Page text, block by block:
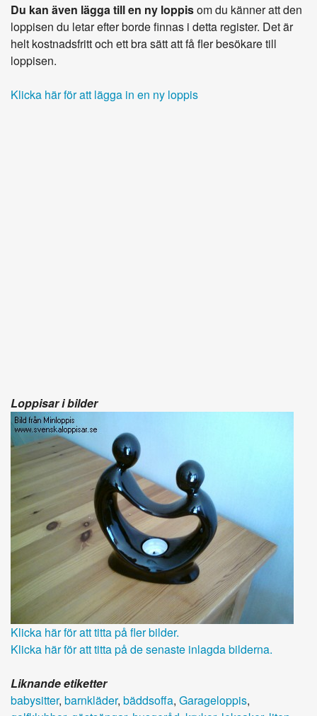
Du kan även lägga till en ny loppisom du känner att den
loppisen du letar efter borde finnas i detta register. Det är
helt kostnadsfritt och ett bra sätt att få fler besökare till
loppisen.
Klicka här för att lägga in en ny loppis
Loppisar i bilder
Klicka här för att titta på fler bilder.
Klicka här för att titta på de senaste inlagda bilderna.
Liknande etiketter
babysitter, barnkläder, bäddsoffa, Garageloppis,